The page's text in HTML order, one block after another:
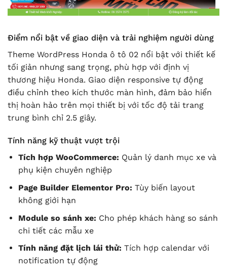
Điểm nổi bật về giao diện và trải nghiệm người dùng
Theme WordPress Honda ô tô 02 nổi bật với thiết kế
tối giản nhưng sang trọng, phù hợp với định vị
thương hiệu Honda. Giao diện responsive tự động
điều chỉnh theo kích thước màn hình, đảm bảo hiển
thị hoàn hảo trên mọi thiết bị với tốc độ tải trang
trung bình chỉ 2.5 giây.
Tính năng kỹ thuật vượt trội
Tích hợp WooCommerce: Quản lý danh mục xe và
phụ kiện chuyên nghiệp
Page Builder Elementor Pro: Tùy biến layout
không giới hạn
Module so sánh xe: Cho phép khách hàng so sánh
chi tiết các mẫu xe
Tính năng đặt lịch lái thử: Tích hợp calendar với
notification tự động